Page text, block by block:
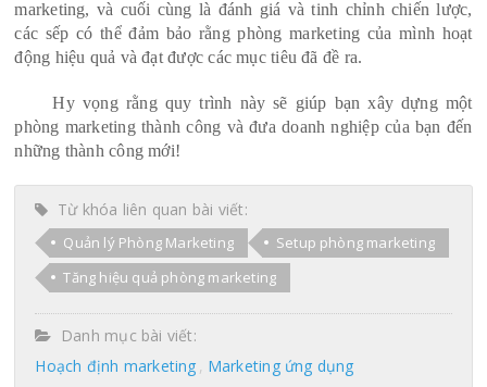
marketing, và cuối cùng là đánh giá và tinh chỉnh chiến lược,
các sếp có thể đảm bảo rằng phòng marketing của mình hoạt
động hiệu quả và đạt được các mục tiêu đã đề ra.
Hy vọng rằng quy trình này sẽ giúp bạn xây dựng một
phòng marketing thành công và đưa doanh nghiệp của bạn đến
những thành công mới!
Từ khóa liên quan bài viết:
Quản lý Phòng Marketing
Setup phòng marketing
Tăng hiệu quả phòng marketing
Danh mục bài viết:
Hoạch định marketing
Marketing ứng dụng